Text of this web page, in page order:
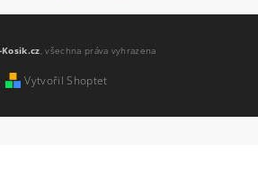
Kosik.cz, všechna práva vyhrazena
Vytvořil Shoptet